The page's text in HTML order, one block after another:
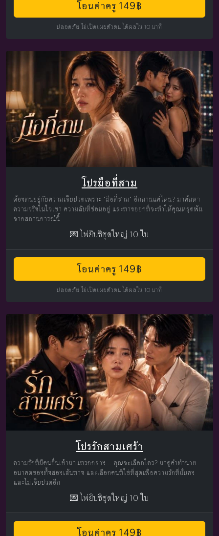
โอนค่าครู 149฿
ปลอดภัย ไม่เปิดเผยตัวตน ได้ผลใน 10 นาที
โปรมือที่สาม
ต้องทนอยู่กับความเจ็บปวดเพราะ "มือที่สาม" อีกนานแค่ไหน? มาค้นหา
ความจริงในใจเขา ความลับที่ซ่อนอยู่ และทางออกที่จะทำให้คุณหลุดพ้น
จากสถานการณ์นี้
💌 ไพ่ยิปซีชุดใหญ่ 10 ใบ
โอนค่าครู 149฿
ปลอดภัย ไม่เปิดเผยตัวตน ได้ผลใน 10 นาที
โปรรักสามเศร้า
ความรักที่มีคนอื่นเข้ามาแทรกกลาง... คุณจะเลือกใคร? มาดูคำทำนาย
อนาคตของทั้งสองเส้นทาง และเลือกคนที่ใช่ที่สุดเพื่อความรักที่มั่นคง
และไม่เจ็บปวดอีก
💌 ไพ่ยิปซีชุดใหญ่ 10 ใบ
โอนค่าครู 149฿